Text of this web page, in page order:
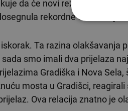
da će novi režim na
rekordne četiri
iskorak. Ta razina
smo imali dva prijelaza
Gradiška i Nova
mosta u Gradišci,
Ova relacija znatno je